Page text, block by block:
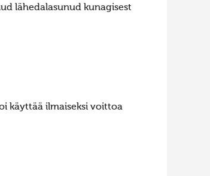
lähedalasunud kunagisest
käyttää ilmaiseksi voittoa